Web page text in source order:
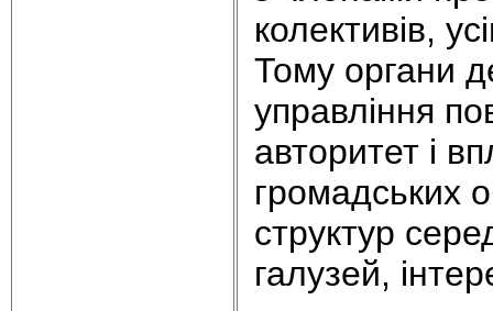
колективів,
Тому органи
управління
авторитет і
громадських
структур
галузей,